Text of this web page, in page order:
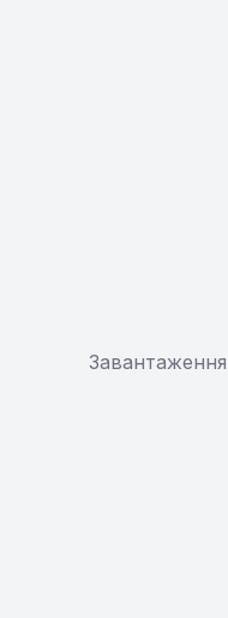
Завантаження